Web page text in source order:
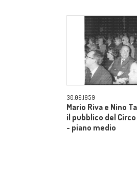
30.09.1959
Mario Riva e Nino
il pubblico del
- piano medio